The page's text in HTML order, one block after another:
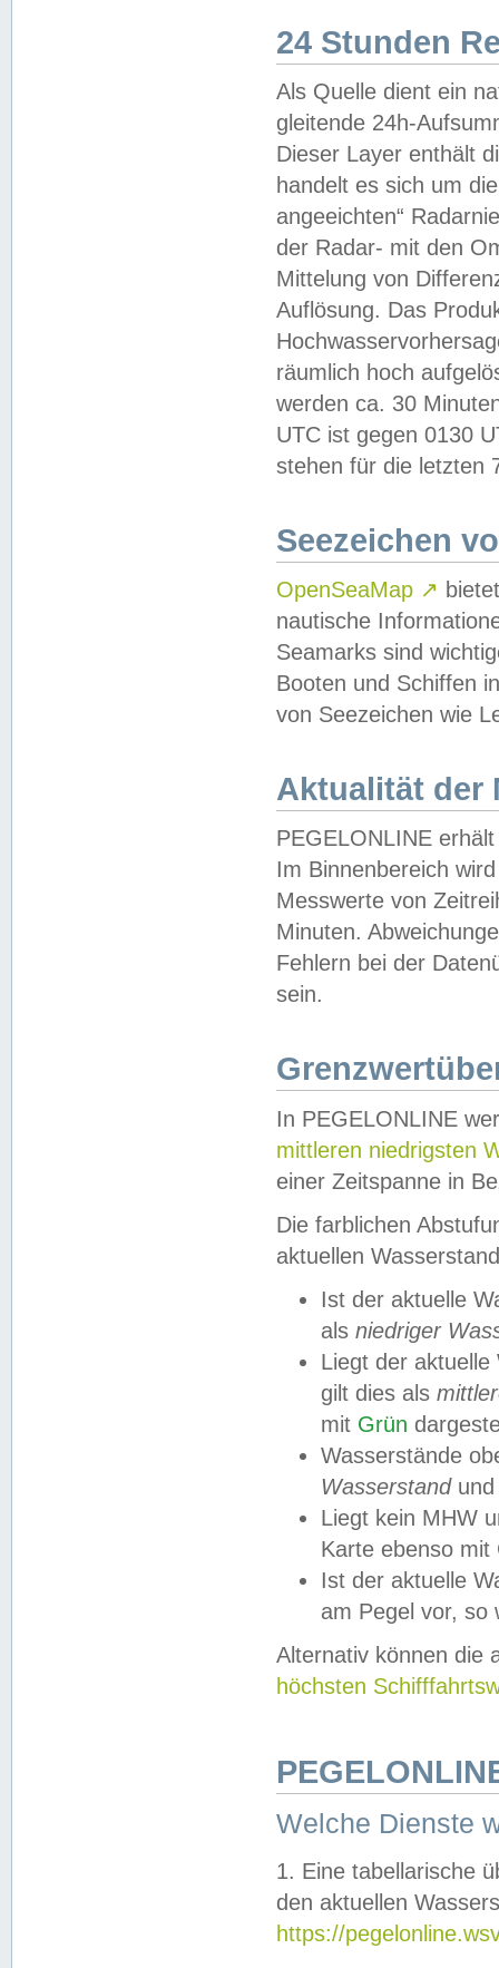
24 Stunden
Als Quelle dient ein
gleitende 24h-
Dieser Layer enthält
handelt es sich um
angeeichten“
der Radar- mit den
Mittelung von
Auflösung. Das
räumlich hoch
werden ca. 30
UTC ist gegen 0130
stehen für die letzten
Seezeichen
OpenSeaMap ↗
nautische
Seamarks sind
Booten und Schiffen
von Seezeichen wie
Aktualität der
PEGELONLINE
Im Binnenbereich
Messwerte von
Minuten.
Fehlern bei der
sein.
In PEGELONLINE
mittleren niedrigsten
einer Zeitspanne in
Die farblichen
aktuellen
Ist der aktuelle
als niedriger
Liegt der
gilt dies als
mit Grün
Wasserstände
Wasserstandund
Liegt kein MHW
Karte ebenso mit
Ist der aktuelle
am Pegel vor,
Alternativ können die
höchsten
Welche Dienste
1. Eine tabellarische
den aktuellen
https://